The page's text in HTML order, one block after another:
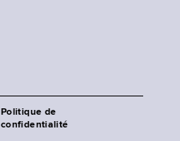
Politique de
confidentialité